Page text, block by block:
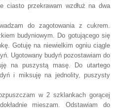
ciasto przekrawam wzdłuż na dwa
do zagotowania z cukrem.
budyniowym. Do gotującego się
Gotuję na niewielkim ogniu ciągle
Ugotowany budyń pozostawiam do
na puszystą masę. Do utartego
i miksuję na jednolity, puszysty
w 2 szklankach gorącej
mieszam. Odstawiam do